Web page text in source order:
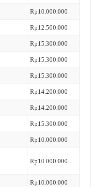
Rp10.000.000
Rp12.500.000
Rp15.300.000
Rp15.300.000
Rp15.300.000
Rp14.200.000
Rp14.200.000
Rp15.300.000
Rp10.000.000
Rp10.000.000
Rp10.000.000